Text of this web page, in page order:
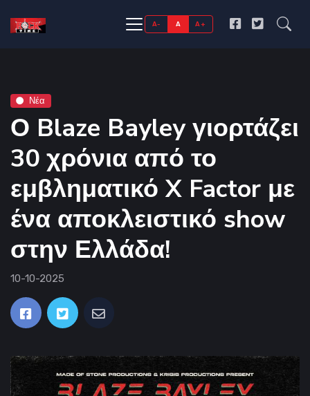
A- A A+
Νέα
Ο Blaze Bayley γιορτάζει
30 χρόνια από το
εμβληματικό X Factor με
ένα αποκλειστικό show
στην Ελλάδα!
10-10-2025